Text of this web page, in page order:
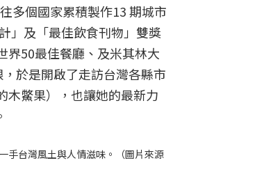
多個國家累積製作13 期城市
」及「最佳飲食刊物」雙獎
界50最佳餐廳、及米其林大
於是開啟了走訪台灣各縣市
木鱉果），也讓她的最新力
手台灣風土與人情滋味。（圖片來源